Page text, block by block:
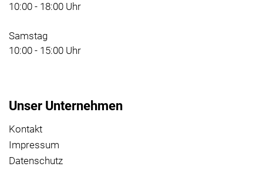
10:00 - 18:00 Uhr
Samstag
10:00 - 15:00 Uhr
Unser Unternehmen
Kontakt
Impressum
Datenschutz